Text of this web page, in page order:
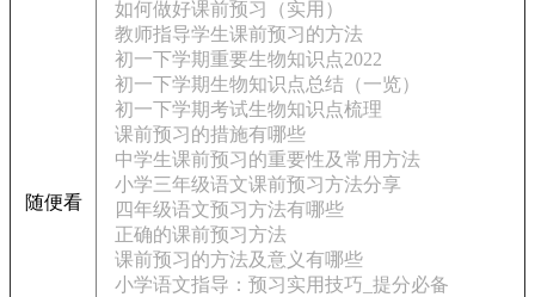
随便看
如何做好课前预习（实用）
教师指导学生课前预习的方法
初一下学期重要生物知识点2022
初一下学期生物知识点总结（一览）
初一下学期考试生物知识点梳理
课前预习的措施有哪些
中学生课前预习的重要性及常用方法
小学三年级语文课前预习方法分享
四年级语文预习方法有哪些
正确的课前预习方法
课前预习的方法及意义有哪些
小学语文指导：预习实用技巧_提分必备